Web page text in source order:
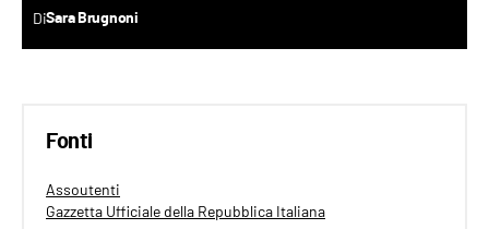
DiSara Brugnoni
Fonti
Assoutenti
Gazzetta Ufficiale della Repubblica Italiana